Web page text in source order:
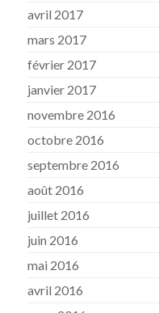
avril 2017
mars 2017
février 2017
janvier 2017
novembre 2016
octobre 2016
septembre 2016
août 2016
juillet 2016
juin 2016
mai 2016
avril 2016